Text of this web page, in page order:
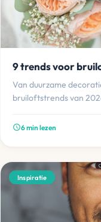
9 trends voor
Van duurzame
bruiloftstrends van
schedule6 min lezen
Inspiratie